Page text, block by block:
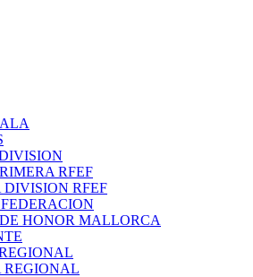
RFEF
DIVISION RFEF
HONOR MALLORCA
REGIONAL